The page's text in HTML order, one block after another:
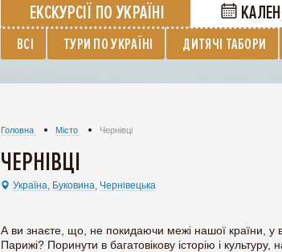
ЕКСКУРСІЇ ПО УКРАЇНІ
ВСІ ТУРИ ПО УКРАЇНІ ДИТЯЧІ ТАБОРИ
Головна Місто Чернівці
ЧЕРНІВЦІ
Україна, Буковина, Чернівецька
А ви знаєте, що, не покидаючи межі нашої країни, у
Парижі? Поринути в багатовікову історію і